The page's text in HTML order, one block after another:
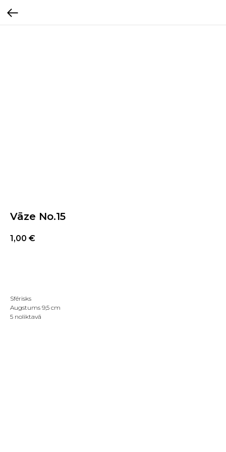
Vāze No.15
1,00 €
Sfērisks
Augstums 9,5 cm
5 noliktavā